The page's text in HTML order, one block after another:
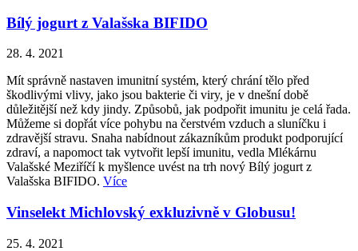
Bílý jogurt z Valašska BIFIDO
28. 4. 2021
Mít správně nastaven imunitní systém, který chrání tělo před
škodlivými vlivy, jako jsou bakterie či viry, je v dnešní době
důležitější než kdy jindy. Způsobů, jak podpořit imunitu je celá řada.
Můžeme si dopřát více pohybu na čerstvém vzduch a sluníčku i
zdravější stravu. Snaha nabídnout zákazníkům produkt podporující
zdraví, a napomoct tak vytvořit lepší imunitu, vedla Mlékárnu
Valašské Meziříčí k myšlence uvést na trh nový Bílý jogurt z
Valašska BIFIDO. Více
Vinselekt Michlovský exkluzivně v Globusu!
25. 4. 2021